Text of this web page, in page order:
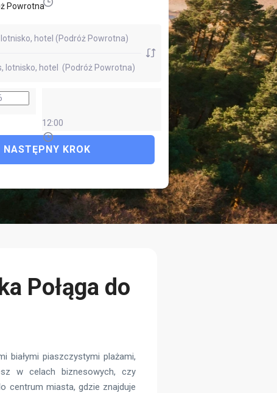
Powrotna
12:00
NASTĘPNY KROK
Połąga do
białymi piaszczystymi plażami,
w celach biznesowych, czy
centrum miasta, gdzie znajduje